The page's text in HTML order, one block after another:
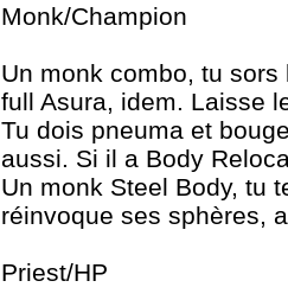
Monk/Champion
Un monk combo, tu
full Asura, idem. Laisse
Tu dois pneuma et
aussi. Si il a Body
Un monk Steel Body, tu
réinvoque ses sphères,
Priest/HP